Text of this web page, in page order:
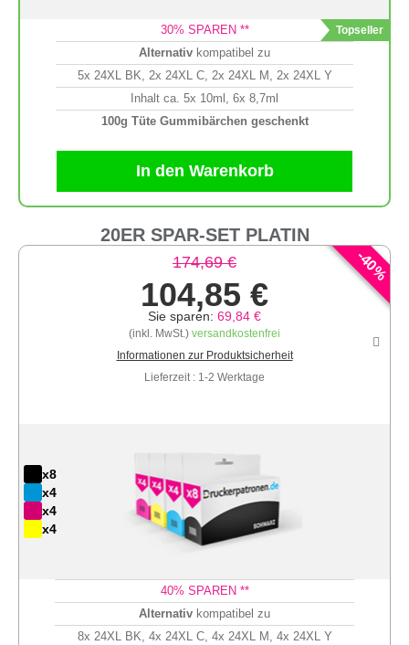
30% SPAREN **
Alternativ kompatibel zu
5x 24XL BK, 2x 24XL C, 2x 24XL M, 2x 24XL Y
Inhalt ca. 5x 10ml, 6x 8,7ml
100g Tüte Gummibärchen geschenkt
In den Warenkorb
20ER SPAR-SET PLATIN
-
40
%
174,69 €
104,85 €
Sie sparen: 69,84 €
(inkl. MwSt.) versandkostenfrei
Informationen zur Produktsicherheit
Lieferzeit : 1-2 Werktage
x8
x4
x4
x4
40% SPAREN **
Alternativ kompatibel zu
8x 24XL BK, 4x 24XL C, 4x 24XL M, 4x 24XL Y